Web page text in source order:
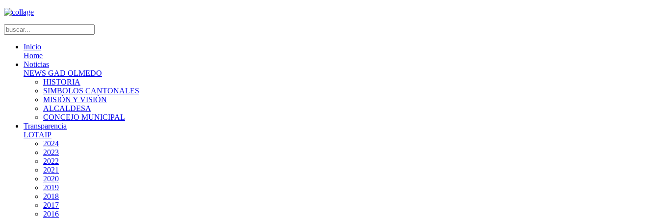
Inicio
Home
Noticias
NEWS GAD OLMEDO
HISTORIA
SIMBOLOS CANTONALES
MISIÓN Y VISIÓN
ALCALDESA
CONCEJO MUNICIPAL
Transparencia
LOTAIP
2024
2023
2022
2021
2020
2019
2018
2017
2016